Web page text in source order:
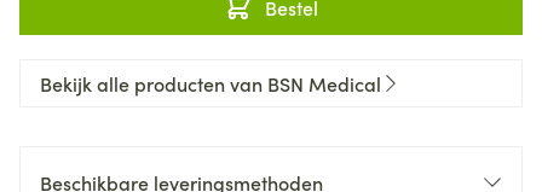
Bestel
Bekijk alle producten van BSN Medical
Beschikbare leveringsmethoden